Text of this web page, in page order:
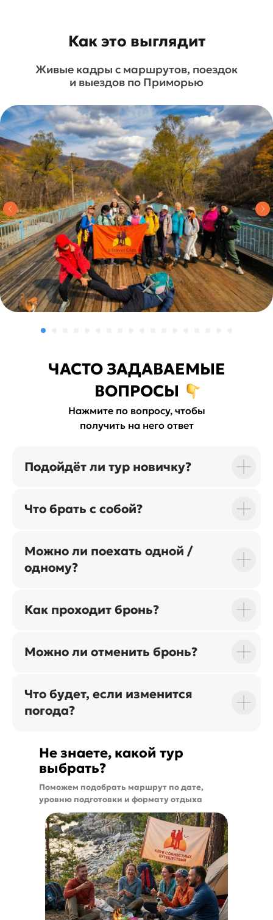
Живые кадры с маршрутов, поездок
и выездов по Приморью
Как это выглядит
ЧАСТО ЗАДАВАЕМЫЕ
ВОПРОСЫ
Нажмите по вопросу, чтобы
получить на него ответ
Подойдёт ли тур новичку?
Что брать с собой?
Можно ли поехать одной /
одному?
Как проходит бронь?
Можно ли отменить бронь?
Что будет, если изменится
погода?
Не знаете, какой тур
выбрать?
Поможем подобрать маршрут по дате,
уровню подготовки и формату отдыха